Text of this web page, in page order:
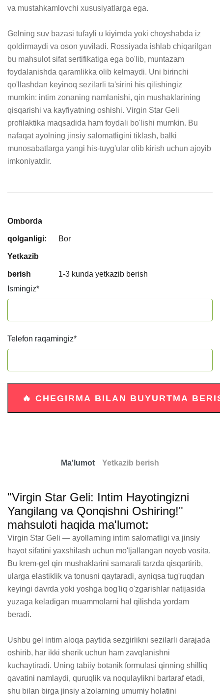
va mustahkamlovchi xususiyatlarga ega.
Gelning suv bazasi tufayli u kiyimda yoki choyshabda iz
qoldirmaydi va oson yuviladi. Rossiyada ishlab chiqarilgan
bu mahsulot sifat sertifikatiga ega bo'lib, muntazam
foydalanishda qaramlikka olib kelmaydi. Uni birinchi
qo'llashdan keyinoq sezilarli ta'sirini his qilishingiz
mumkin: intim zonaning namlanishi, qin mushaklarining
qisqarishi va kayfiyatning oshishi. Virgin Star Geli
profilaktika maqsadida ham foydali bo'lishi mumkin. Bu
nafaqat ayolning jinsiy salomatligini tiklash, balki
munosabatlarga yangi his-tuyg'ular olib kirish uchun ajoyib
imkoniyatdir.
Omborda
qolganligi: Bor
Yetkazib
berish
1-3 kunda yetkazib berish
Ismingiz*
Telefon raqamingiz*
Ma'lumot Yetkazib berish
"Virgin Star Geli: Intim Hayotingizni
Yangilang va Qonqishni Oshiring!"
mahsuloti haqida ma'lumot:
Virgin Star Geli — ayollarning intim salomatligi va jinsiy
hayot sifatini yaxshilash uchun mo'ljallangan noyob vosita.
Bu krem-gel qin mushaklarini samarali tarzda qisqartirib,
ularga elastiklik va tonusni qaytaradi, ayniqsa tug'ruqdan
keyingi davrda yoki yoshga bog'liq o'zgarishlar natijasida
yuzaga keladigan muammolarni hal qilishda yordam
beradi.
Ushbu gel intim aloqa paytida sezgirlikni sezilarli darajada
oshirib, har ikki sherik uchun ham zavqlanishni
kuchaytiradi. Uning tabiiy botanik formulasi qinning shilliq
qavatini namlaydi, quruqlik va noqulaylikni bartaraf etadi,
shu bilan birga jinsiy a'zolarning umumiy holatini